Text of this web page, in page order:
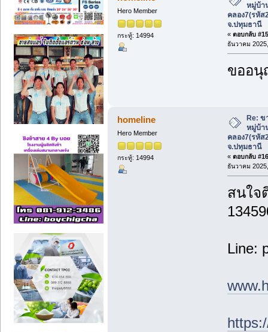
Hero Member
กระทู้: 14994
หมู่บ้า
คลอง7(รหัส
จ.ปทุมธานี
« ตอบกลับ
ธันวาคม
ขออนุ
homeline
Hero Member
กระทู้: 14994
Re: ข
หมู่บ้า
คลอง7(รหัส
จ.ปทุมธานี
« ตอบกลับ
ธันวาคม
สนใจ
Line: